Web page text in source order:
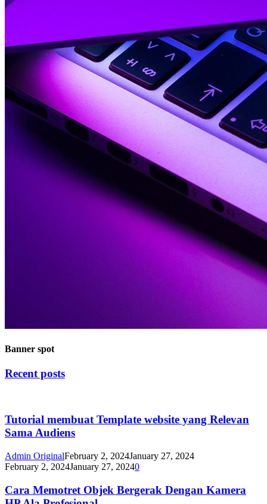
Banner spot
Recent posts
Tutorial membuat Template website yang Relevan
Sama Audiens
Admin OriginalFebruary 2, 2024January 27, 2024
February 2, 2024January 27, 20240
Cara Memotret Objek Bergerak Dengan Kamera